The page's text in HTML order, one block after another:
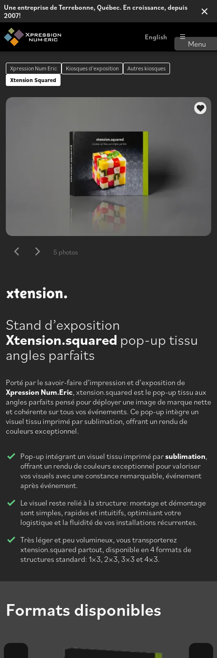
Une entreprise de Terrebonne, Québec. En croissance, depuis
2007!
English
Xpression Num Eric Kiosques d’exposition
Autres kiosques
Xtension Squared
5 photos
Stand d’exposition
Xtension.squared pop-up tissu
angles parfaits
Porté par le savoir-faire d’impression et d’exposition de
Xpression Num.Eric, xtension.squared est le pop-up tissu aux
angles parfaits pensé pour déployer une image de marque nette
et cohérente sur tous vos événements. Ce pop-up intègre un
visuel tissu imprimé par sublimation, offrant un rendu de
couleurs exceptionnel.
Pop-up intégrant un visuel tissu imprimé parsublimation,
offrant un rendu de couleurs exceptionnel pour valoriser
vos visuels avec une constance remarquable, événement
après événement.
Le visuel reste relié à la structure: montage et démontage
sont simples, rapides et intuitifs, optimisant votre
logistique et la fluidité de vos installations récurrentes.
Très léger et peu volumineux, vous transporterez
xtension.squared partout, disponible en 4 formats de
structures standard: 1×3, 2×3, 3×3 et 4×3.
Formats disponibles